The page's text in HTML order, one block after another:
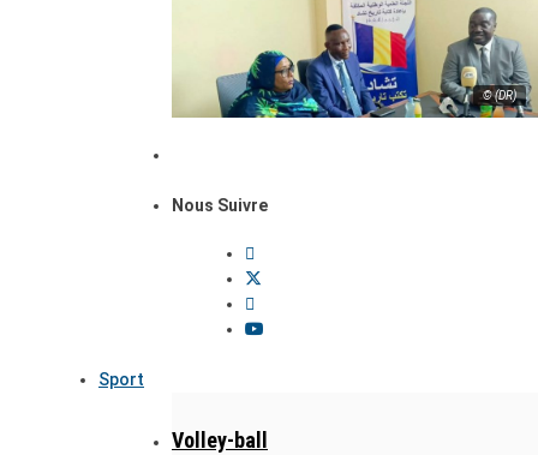
© (DR)
Nous Suivre
Sport
Volley-ball